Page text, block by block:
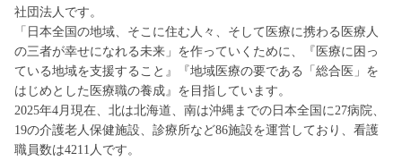
社団法人です。
「日本全国の地域、そこに住む人々、そして医療に携わる医療人
の三者が幸せになれる未来」を作っていくために、『医療に困っ
ている地域を支援すること』『地域医療の要である「総合医」を
はじめとした医療職の養成』を目指しています。
2025年4月現在、北は北海道、南は沖縄までの日本全国に27病院、
19の介護老人保健施設、診療所など86施設を運営しており、看護
職員数は4211人です。